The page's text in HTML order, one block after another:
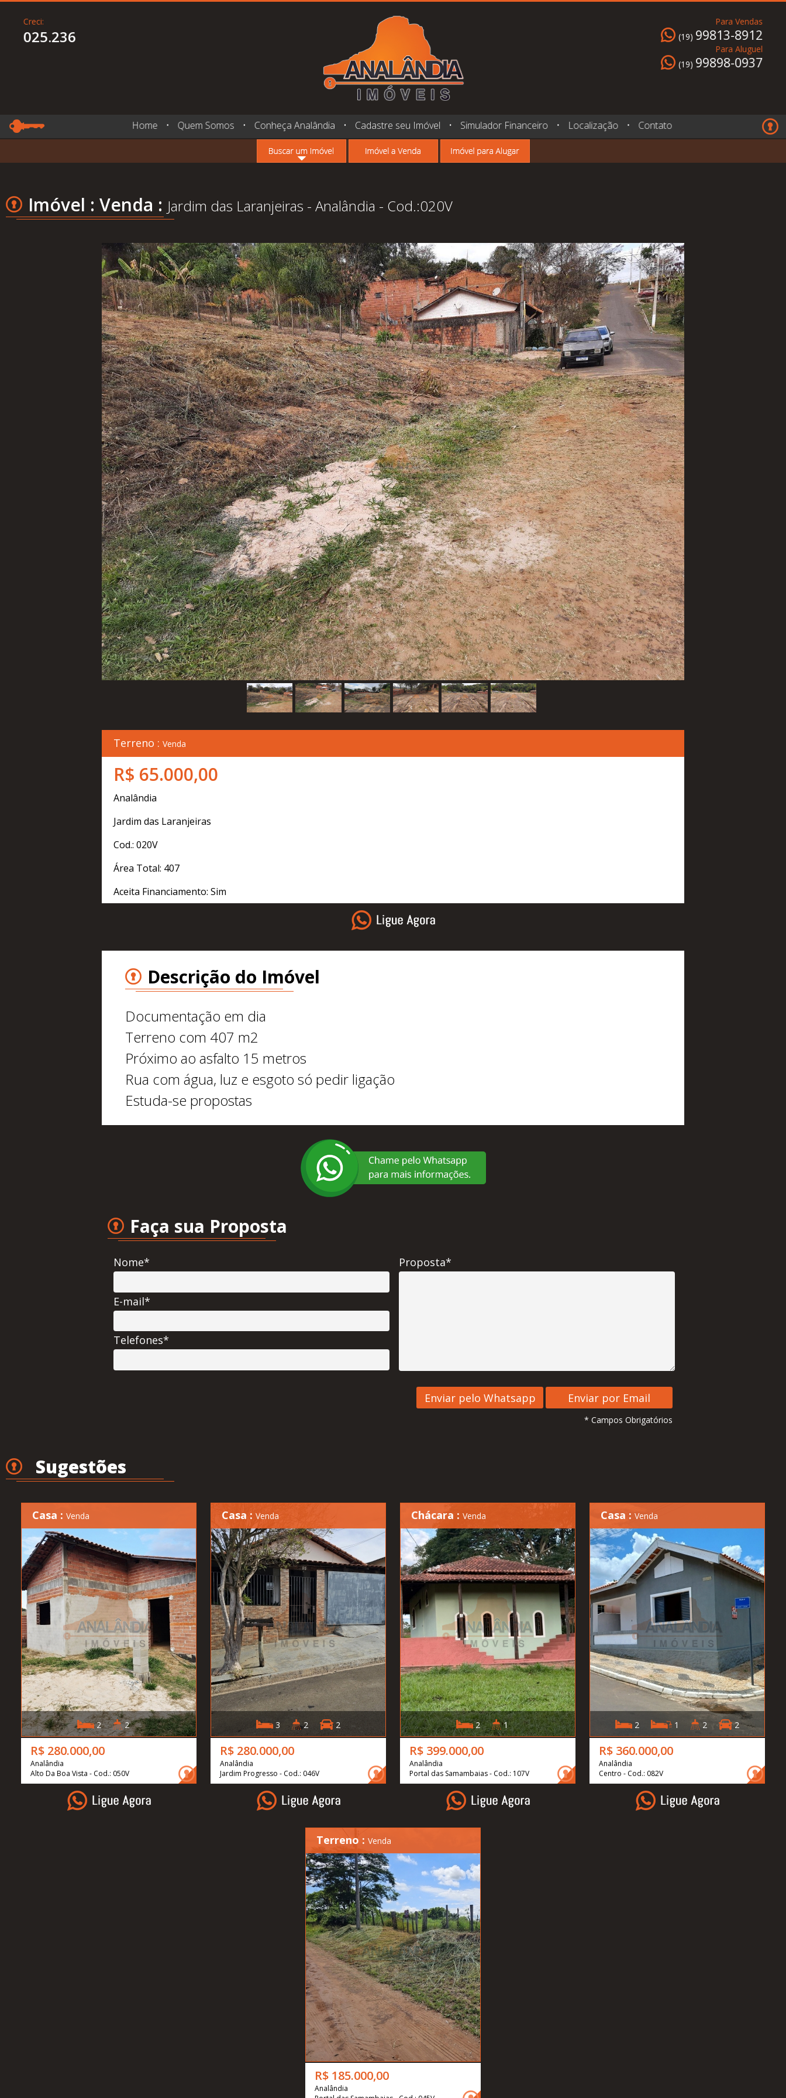
Creci:
025.236
Para Vendas
(19) 99813-8912
Para Aluguel
(19) 99898-0937
Home • Quem Somos • Conheça Analândia • Cadastre seu Imóvel • Simulador Financeiro • Localização • Contato
Imóvel : Venda : Jardim das Laranjeiras - Analândia - Cod.:020V
Terreno : Venda
R$ 65.000,00
Analândia
Jardim das Laranjeiras
Cod.: 020V
Área Total: 407
Aceita Financiamento: Sim
Descrição do Imóvel
Documentação em dia
Terreno com 407 m2
Próximo ao asfalto 15 metros
Rua com água, luz e esgoto só pedir ligação
Estuda-se propostas
Faça sua Proposta
Nome*
E-mail*
Telefones*
Proposta*
* Campos Obrigatórios
Sugestões
Casa : Venda
2 2
R$ 280.000,00
Analândia
Alto Da Boa Vista - Cod.: 050V
Casa : Venda
3 2 2
R$ 280.000,00
Analândia
Jardim Progresso - Cod.: 046V
Chácara : Venda
2 1
R$ 399.000,00
Analândia
Portal das Samambaias - Cod.: 107V
Casa : Venda
2 1 2 2
R$ 360.000,00
Analândia
Centro - Cod.: 082V
Terreno : Venda
R$ 185.000,00
Analândia